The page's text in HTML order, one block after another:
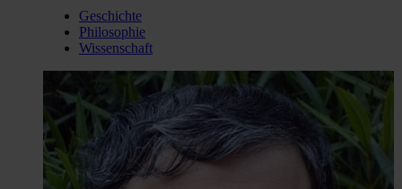
Geschichte
Philosophie
Wissenschaft